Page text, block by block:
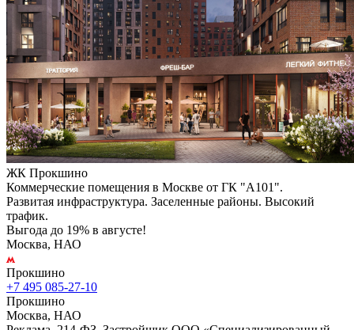
ЖК Прокшино
Коммерческие помещения в Москве от ГК "А101".
Развитая инфраструктура. Заселенные районы. Высокий
трафик.
Выгода до 19% в августе!
Москва, НАО
Прокшино
+7 495 085-27-10
Прокшино
Москва, НАО